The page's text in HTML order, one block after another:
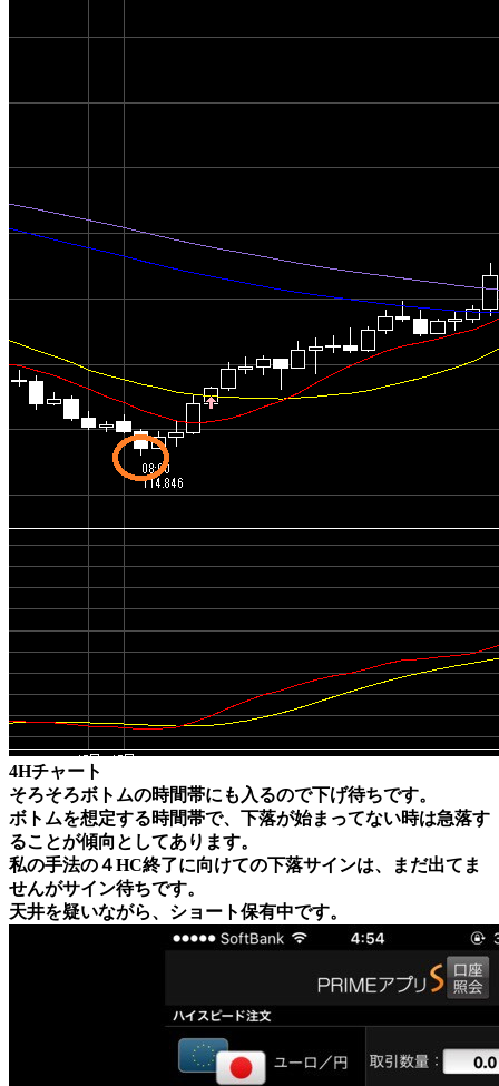
4Hチャート
そろそろボトムの時間帯にも入るので下げ待ちです。
ボトムを想定する時間帯で、下落が始まってない時は急落す
ることが傾向としてあります。
私の手法の４HC終了に向けての下落サインは、まだ出てま
せんがサイン待ちです。
天井を疑いながら、ショート保有中です。